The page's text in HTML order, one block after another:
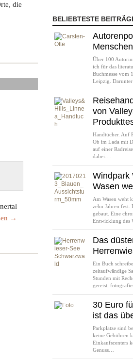
die
im Markgräflerland
→
BELIEBTESTE
Über 100
ich für das
Buchmesse vom
Leipzig. Darunter
von
Handtücher. Auf
Ob im Lada mit
auf einer
dabei.…
Windpark
Wasen
Am Wasen weht
zehn Jahren
gebaut. Eine
Entwicklung des
Das
Ein Buch
zeitaufwändige
Stunden mit
gereist,
30 Euro
ist das
Parkplätze sind
keine Gebühren
Einkaufscenters
Genuss…